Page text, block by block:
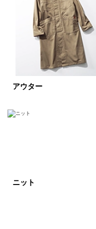
表示オプション
すべて
SALE商品
再入荷
ベージュ
アウター
ニット